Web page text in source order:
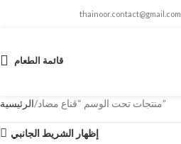
thainoor.contact@gmail.com
قائمة الطعام
الرئيسية منتجات تحت الوسم “قناع مضاد”
إظهار الشريط الجانبي